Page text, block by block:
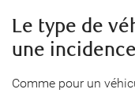
Le type de
une
Comme pour un